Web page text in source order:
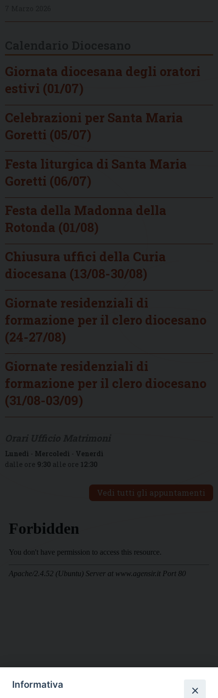
Giornata diocesana degli oratori
estivi (01/07)
Celebrazioni per Santa Maria
Goretti (05/07)
Festa liturgica di Santa Maria
Goretti (06/07)
Festa della Madonna della
Rotonda (01/08)
Chiusura uffici della Curia
diocesana (13/08-30/08)
Giornate residenziali di
formazione per il clero diocesano
(24-27/08)
Giornate residenziali di
formazione per il clero diocesano
(31/08-03/09)
Lunedì - Mercoledì - Venerdì
dalle ore 9:30 alle ore 12:30
Vedi tutti gli appuntamenti
DIOCESI SUBURBICARIA DI ALBANO
Informativa